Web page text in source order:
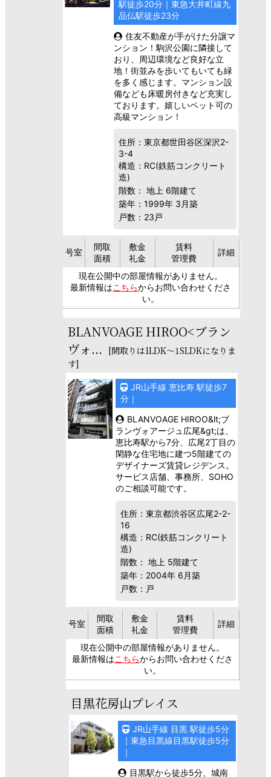
駅徒歩20分｜東急大井町線九
品仏駅徒歩23分
住友不動産が手がけた分譲マ
ンション！駒沢公園に隣接して
おり、周辺環境など良好な立
地！街並みを歩いてもいても緑
を多く感じます。マンション設
備なども床暖房付きなど充実し
ております。嬉しいペット可の
高級マンション！
住所：東京都世田谷区深沢2-
3-4
構造：RC(鉄筋コンクリート
造)
階数： 地上 6階建て
築年：1999年 3月築
戸数：23戸
号室
間取
面積
敷金
礼金
賃料
管理費
詳細
現在公開中の部屋情報がありません。
最新情報はこちらからお問い合わせくださ
い。
BLANVOAGE HIROO<ブラン
ヴォ... [間取りは1LDK～1SLDKになりま
す]
JR山手線 恵比寿 駅徒歩7
分｜
BLANVOAGE HIROO&lt;ブ
ランヴォアージュ広尾&gt;は、
恵比寿駅から7分、広尾2丁目の
閑静な住宅地に建つ5階建ての
デザイナーズ賃貸レジデンス。
サービス店舗、事務所、SOHO
のご相談可能です。
住所：東京都渋谷区広尾2-2-
16
構造：RC(鉄筋コンクリート
造)
階数： 地上 5階建て
築年：2004年 6月築
戸数：戸
号室
間取
面積
敷金
礼金
賃料
管理費
詳細
現在公開中の部屋情報がありません。
最新情報はこちらからお問い合わせくださ
い。
目黒花房山プレイス
JR山手線 目黒 駅徒歩5分
｜東急目黒線目黒駅徒歩5分
｜
目黒駅から徒歩5分、城南